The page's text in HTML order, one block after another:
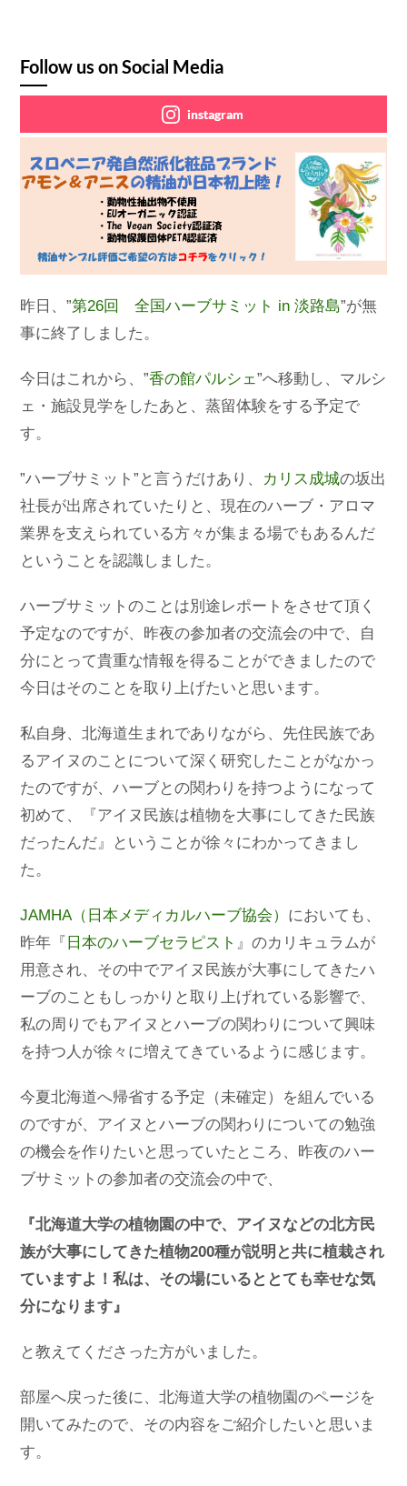
Follow us on Social Media
instagram
昨日、”第26回 全国ハーブサミット in 淡路島”が無
事に終了しました。
今日はこれから、”香の館パルシェ”へ移動し、マルシ
ェ・施設見学をしたあと、蒸留体験をする予定で
す。
”ハーブサミット”と言うだけあり、 カリス成城の坂出
社長が出席されていたりと、現在のハーブ・アロマ
業界を支えられている方々が集まる場でもあるんだ
ということを認識しました。
ハーブサミットのことは別途レポートをさせて頂く
予定なのですが、昨夜の参加者の交流会の中で、自
分にとって貴重な情報を得ることができましたので
今日はそのことを取り上げたいと思います。
私自身、北海道生まれでありながら、先住民族であ
るアイヌのことについて深く研究したことがなかっ
たのですが、ハーブとの関わりを持つようになって
初めて、『アイヌ民族は植物を大事にしてきた民族
だったんだ』ということが徐々にわかってきまし
た。
JAMHA（日本メディカルハーブ協会） においても、
昨年『 日本のハーブセラピスト 』のカリキュラムが
用意され、その中でアイヌ民族が大事にしてきたハ
ーブのこともしっかりと取り上げれている影響で、
私の周りでもアイヌとハーブの関わりについて興味
を持つ人が徐々に増えてきているように感じます。
今夏北海道へ帰省する予定（未確定）を組んでいる
のですが、アイヌとハーブの関わりについての勉強
の機会を作りたいと思っていたところ、昨夜のハー
ブサミットの参加者の交流会の中で、
『北海道大学の植物園の中で、アイヌなどの北方民
族が大事にしてきた植物200種が説明と共に植栽され
ていますよ！私は、その場にいるととても幸せな気
分になります』
と教えてくださった方がいました。
部屋へ戻った後に、北海道大学の植物園のページを
開いてみたので、その内容をご紹介したいと思いま
す。